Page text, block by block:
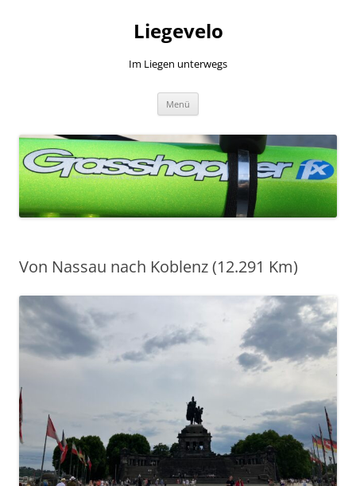
Liegevelo
Im Liegen unterwegs
Menü
Von Nassau nach Koblenz (12.291 Km)